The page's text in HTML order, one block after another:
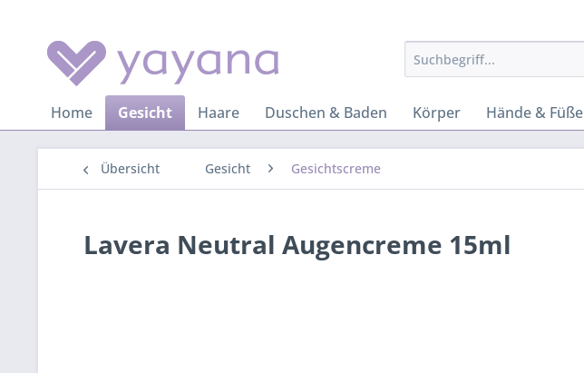
Home Gesicht Haare Duschen & Baden Körper Hände & Füße
Übersicht Gesicht Gesichtscreme
Lavera Neutral Augencreme 15ml